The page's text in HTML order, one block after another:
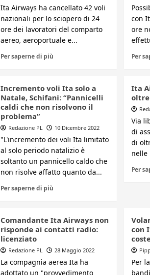
Ita Airways ha cancellato 42 voli
nazionali per lo sciopero di 24
ore dei lavoratori del comparto
aereo, aeroportuale e...
Per saperne di più
con
ore
Per
Incremento voli Ita solo a
Natale, Schifani: “Pannicelli
caldi che non risolvono il
problema”
Redazione PL 10 Dicembre 2022
"L'incremento dei voli Ita limitato
al solo periodo natalizio è
soltanto un pannicello caldo che
non risolve affatto quanto da...
Per saperne di più
Ita
oltre
Via
di
di
nelle
Per
Comandante Ita Airways non
risponde ai contatti radio:
licenziato
Redazione PL 28 Maggio 2022
La compagnia aerea Ita ha
adottato un "provvedimento
con
Per